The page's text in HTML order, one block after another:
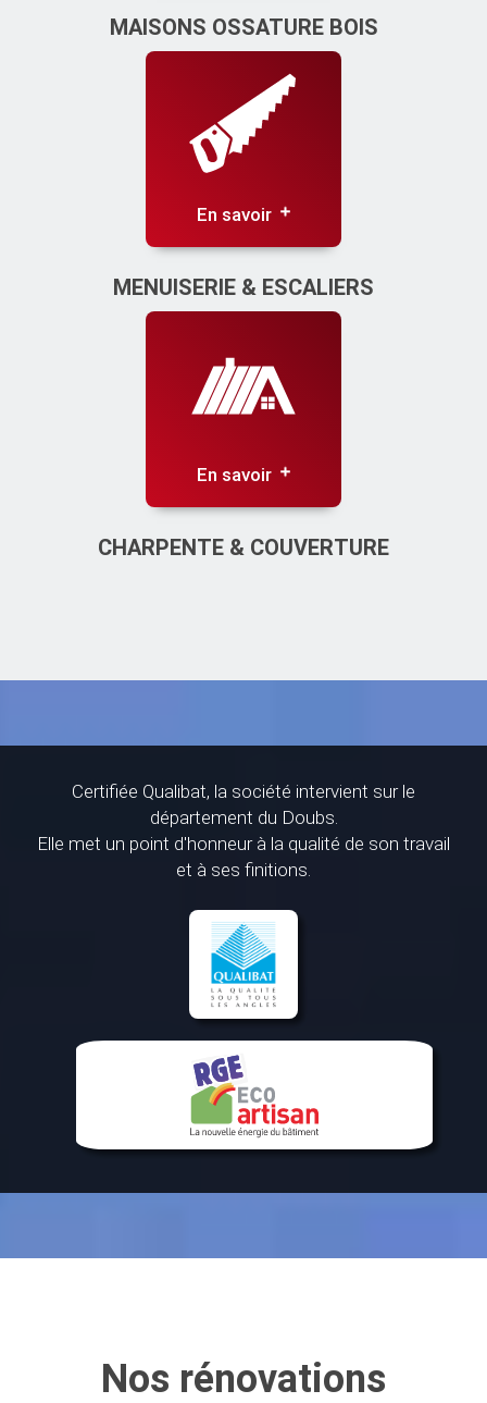
MAISONS OSSATURE BOIS
En savoir
MENUISERIE & ESCALIERS
En savoir
CHARPENTE & COUVERTURE
Certifiée Qualibat, la société intervient sur le
département du Doubs.
Elle met un point d'honneur à la qualité de son travail
et à ses finitions.
Nos rénovations